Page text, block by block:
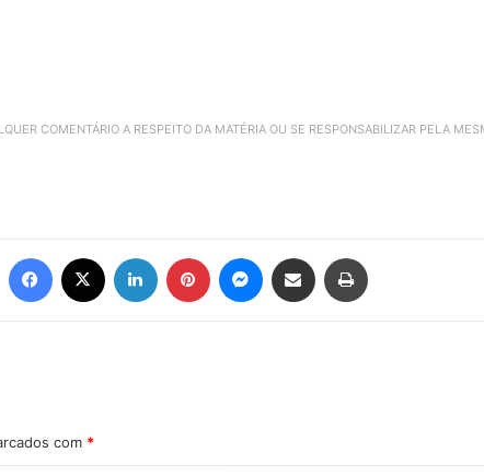
COMENTÁRIO A RESPEITO DA MATÉRIA OU SE RESPONSABILIZAR PELA
com *